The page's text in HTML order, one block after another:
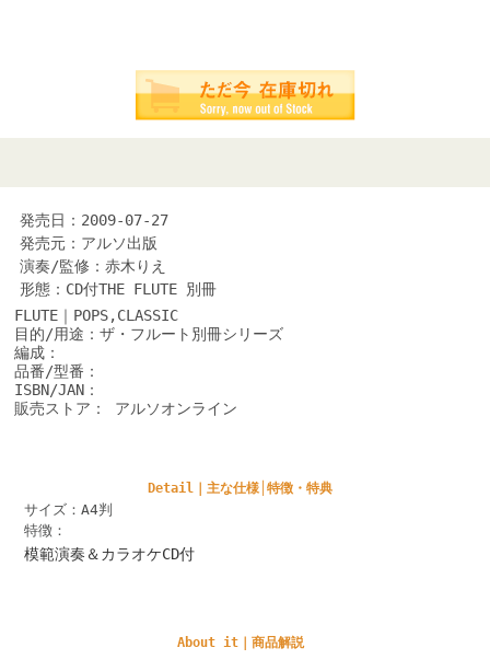
発売日：2009-07-27
発売元：アルソ出版
演奏/監修：赤木りえ
形態：CD付THE FLUTE 別冊
FLUTE｜POPS,CLASSIC
目的/用途：ザ・フルート別冊シリーズ
編成：
品番/型番：
ISBN/JAN：
販売ストア： アルソオンライン
Detail｜主な仕様│特徴・特典
サイズ：A4判
特徴：
模範演奏＆カラオケCD付
About it｜商品解説